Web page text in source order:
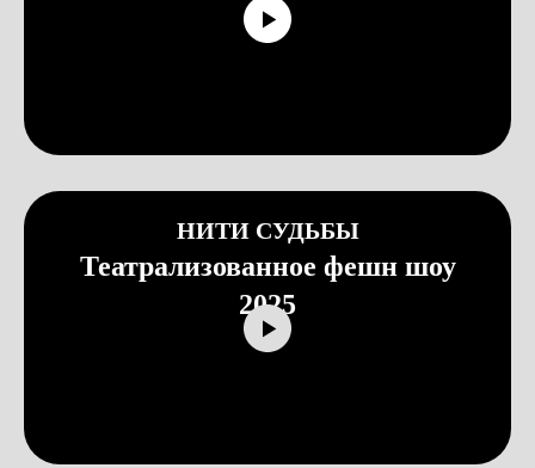
НИТИ СУДЬБЫ
Театрализованное фешн шоу
2025